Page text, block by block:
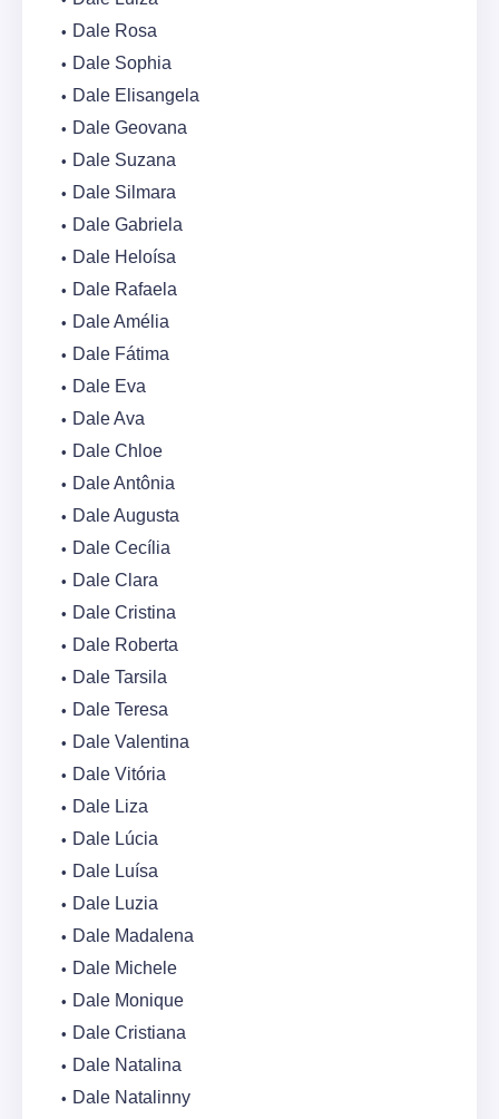
Dale Rosa
Dale Sophia
Dale Elisangela
Dale Geovana
Dale Suzana
Dale Silmara
Dale Gabriela
Dale Heloísa
Dale Rafaela
Dale Amélia
Dale Fátima
Dale Eva
Dale Ava
Dale Chloe
Dale Antônia
Dale Augusta
Dale Cecília
Dale Clara
Dale Cristina
Dale Roberta
Dale Tarsila
Dale Teresa
Dale Valentina
Dale Vitória
Dale Liza
Dale Lúcia
Dale Luísa
Dale Luzia
Dale Madalena
Dale Michele
Dale Monique
Dale Cristiana
Dale Natalina
Dale Natalinny